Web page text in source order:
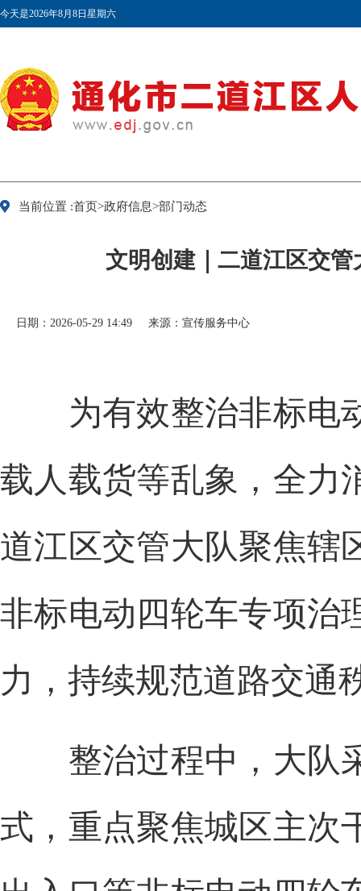
今天是2026年8月8日星期六
当前位置 :首页>政府信息>部门动态
文明创建｜二道江区交
日期：2026-05-29 14:49 来源：宣传服务中心
为有效整治非标电动
载人载货等乱象，全力
道江区交管大队聚焦辖
非标电动四轮车专项治
力，持续规范道路交通
整治过程中，大队采
式，重点聚焦城区主次